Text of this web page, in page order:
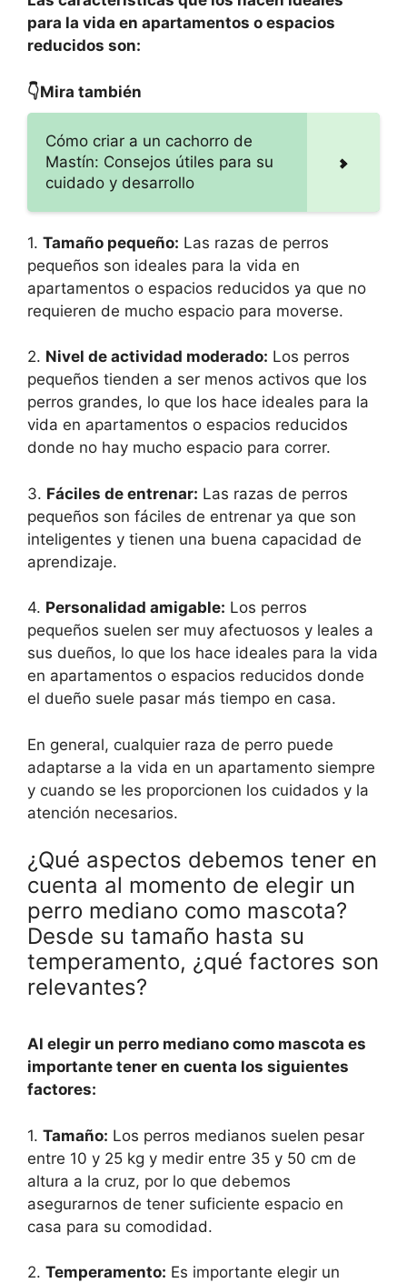
para la vida en apartamentos o espacios
reducidos son:
👇Mira también
Cómo criar a un cachorro de
Mastín: Consejos útiles para su
cuidado y desarrollo
1. Tamaño pequeño: Las razas de perros
pequeños son ideales para la vida en
apartamentos o espacios reducidos ya que no
requieren de mucho espacio para moverse.
2. Nivel de actividad moderado: Los perros
pequeños tienden a ser menos activos que los
perros grandes, lo que los hace ideales para la
vida en apartamentos o espacios reducidos
donde no hay mucho espacio para correr.
3. Fáciles de entrenar: Las razas de perros
pequeños son fáciles de entrenar ya que son
inteligentes y tienen una buena capacidad de
aprendizaje.
4. Personalidad amigable: Los perros
pequeños suelen ser muy afectuosos y leales a
sus dueños, lo que los hace ideales para la vida
en apartamentos o espacios reducidos donde
el dueño suele pasar más tiempo en casa.
En general, cualquier raza de perro puede
adaptarse a la vida en un apartamento siempre
y cuando se les proporcionen los cuidados y la
atención necesarios.
¿Qué aspectos debemos tener en
cuenta al momento de elegir un
perro mediano como mascota?
Desde su tamaño hasta su
temperamento, ¿qué factores son
relevantes?
Al elegir un perro mediano como mascota es
importante tener en cuenta los siguientes
factores:
1. Tamaño: Los perros medianos suelen pesar
entre 10 y 25 kg y medir entre 35 y 50 cm de
altura a la cruz, por lo que debemos
asegurarnos de tener suficiente espacio en
casa para su comodidad.
2. Temperamento: Es importante elegir un